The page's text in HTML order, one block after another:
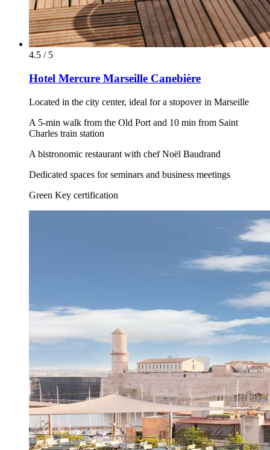
4.5 / 5
Hotel Mercure Marseille Canebière
Located in the city center, ideal for a stopover in Marseille
A 5-min walk from the Old Port and 10 min from Saint
Charles train station
A bistronomic restaurant with chef Noël Baudrand
Dedicated spaces for seminars and business meetings
Green Key certification